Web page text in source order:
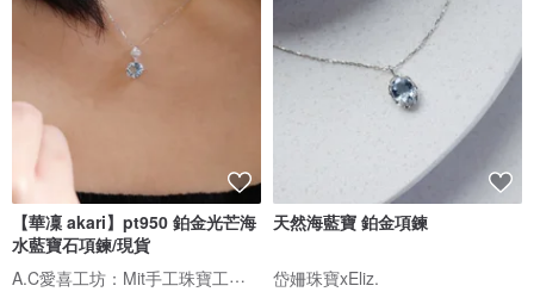
【華凜 akari】pt950 鉑金光芒海
水藍寶石項鍊/現貨
A.C愛喜工坊：Mit手工珠寶工作室
天然海藍寶 鉑金項鍊
岱姍珠寶xEliz.